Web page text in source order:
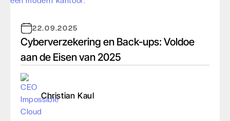
22.09.2025
Cyberverzekering en Back-ups: Voldoe
aan de Eisen van 2025
Christian Kaul